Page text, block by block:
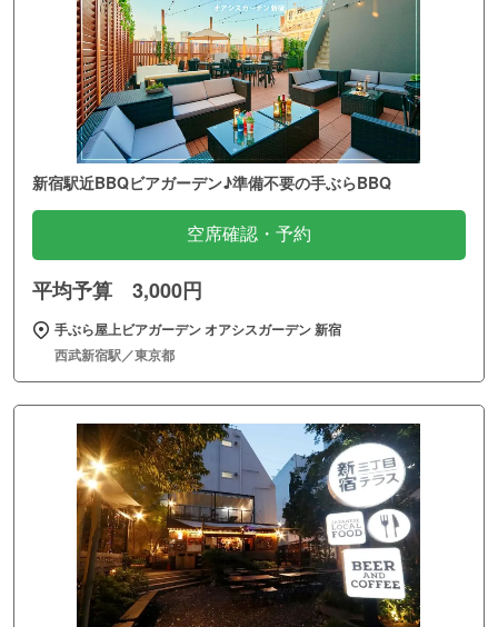
新宿駅近BBQビアガーデン♪準備不要の手ぶらBBQ
空席確認・予約
平均予算 3,000円
手ぶら屋上ビアガーデン オアシスガーデン 新宿
西武新宿駅／東京都